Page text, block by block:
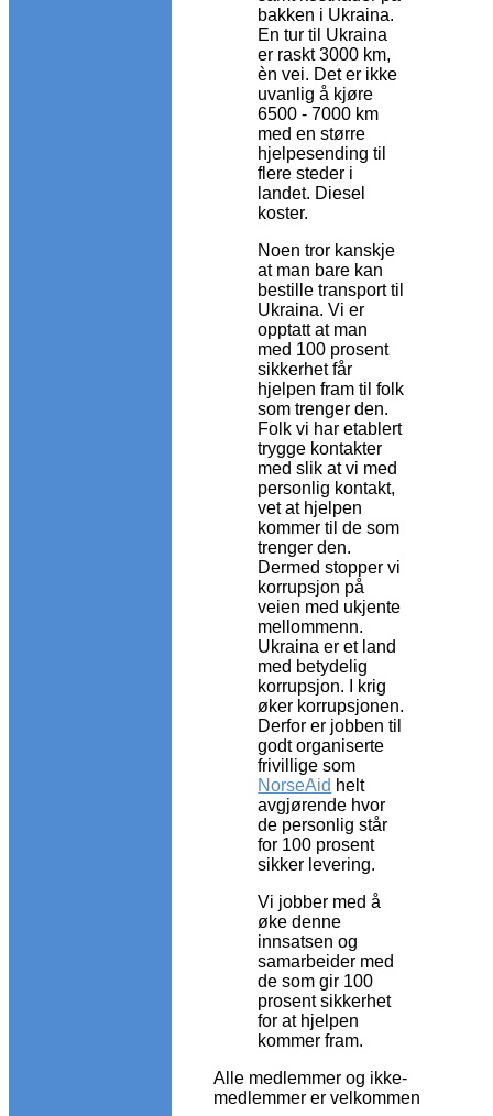
bakken i Ukraina.
En tur til Ukraina
er raskt 3000 km,
èn vei. Det er ikke
uvanlig å kjøre
6500 - 7000 km
med en større
hjelpesending til
flere steder i
landet. Diesel
koster.
Noen tror kanskje
at man bare kan
bestille transport til
Ukraina. Vi er
opptatt at man
med 100 prosent
sikkerhet får
hjelpen fram til folk
som trenger den.
Folk vi har etablert
trygge kontakter
med slik at vi med
personlig kontakt,
vet at hjelpen
kommer til de som
trenger den.
Dermed stopper vi
korrupsjon på
veien med ukjente
mellommenn.
Ukraina er et land
med betydelig
korrupsjon. I krig
øker korrupsjonen.
Derfor er jobben til
godt organiserte
frivillige som
NorseAid helt
avgjørende hvor
de personlig står
for 100 prosent
sikker levering.
Vi jobber med å
øke denne
innsatsen og
samarbeider med
de som gir 100
prosent sikkerhet
for at hjelpen
kommer fram.
Alle medlemmer og ikke-
medlemmer er velkommen